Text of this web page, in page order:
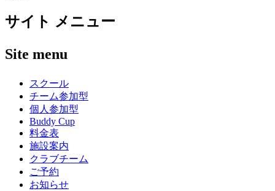
サイト メニュー
Site menu
スクール
チーム参加型
個人参加型
Buddy Cup
料金表
施設案内
クラブチーム
ご予約
お知らせ